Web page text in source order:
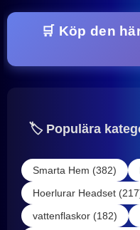
🛒 Köp den
🏷️ Populära
Smarta Hem (382)
Hoerlurar Headset
vattenflaskor (182)